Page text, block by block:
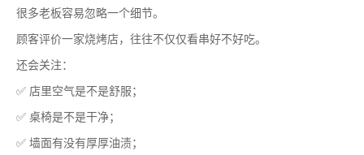
很多老板容易忽略一个细节。
顾客评价一家烧烤店，往往不仅仅看串好不好吃。
还会关注：
✅ 店里空气是不是舒服；
✅ 桌椅是不是干净；
✅ 墙面有没有厚厚油渍；